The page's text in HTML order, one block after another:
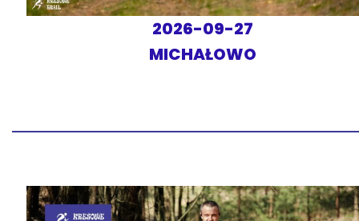
2026-09-27
MICHAŁOWO